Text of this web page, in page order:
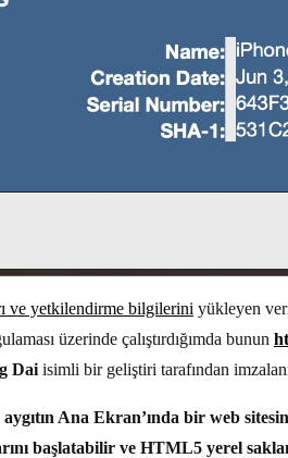
ve yetkilendirme bilgilerini yükleyen
üzerinde çalıştırdığımda bunun
Dai isimli bir geliştiri tarafından
Ana Ekran’ında bir web
başlatabilir ve HTML5 yerel